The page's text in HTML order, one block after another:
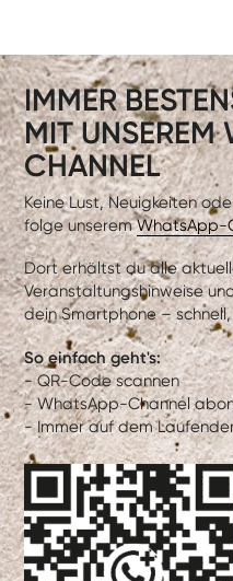
IMMER
MIT UNSEREM
CHANNEL
Keine Lust, Neuigkeiten
folge unseremWhatsApp-
Dort erhältst du alle
Veranstaltungshinweise
dein Smartphone –
So einfach geht's:
- QR-Code scannen
- WhatsApp-Channel
- Immer auf dem